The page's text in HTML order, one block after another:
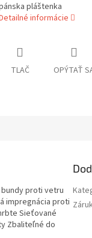
pláštenka
informácie
TLAČ OPÝTAŤ
proti vetru
impregnácia proti
Sieťované
Zbaliteľné do